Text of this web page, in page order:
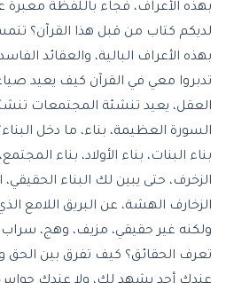
بهذه الأعراف، فجاء باللفظة
لديكم كتاب من قبل هذا القرآن؟
بهذه الأعراف البالية، والعقائد
تدبروا معي في القرآن كيف يعيد
العقل، يعيد تنشئة المجتمعات
السورة العظيمة، بناء، ما دخل
بناء البنات، بناء الأولاد، بناء
الزخرف، حتى يبين لك البناء
الزخارف الهشة، عن البريق اللامع
ولكنه غير حقيقي، مزيف، وهج،
تعرف الحقائق؟ كيف تفرق بين الحق